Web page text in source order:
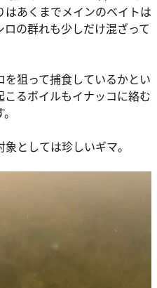
あくまでメインのベイトは
の群れも少しだけ混ざって
狙って捕食しているかとい
るボイルもイナッコに絡む
としては珍しいギマ。